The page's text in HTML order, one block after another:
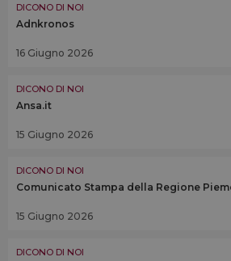
DICONO DI NOI
Adnkronos
16 Giugno 2026
DICONO DI NOI
Ansa.it
15 Giugno 2026
DICONO DI NOI
Comunicato Stampa della Regione
15 Giugno 2026
DICONO DI NOI